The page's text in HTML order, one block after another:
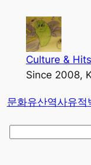
가
Culture &
Since 2008,
문화유산역사유적